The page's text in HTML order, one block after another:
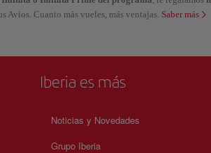
Avios. Cuanto más vueles, más ventajas. Saber más
Iberia es más
Noticias y Novedades
Grupo Iberia